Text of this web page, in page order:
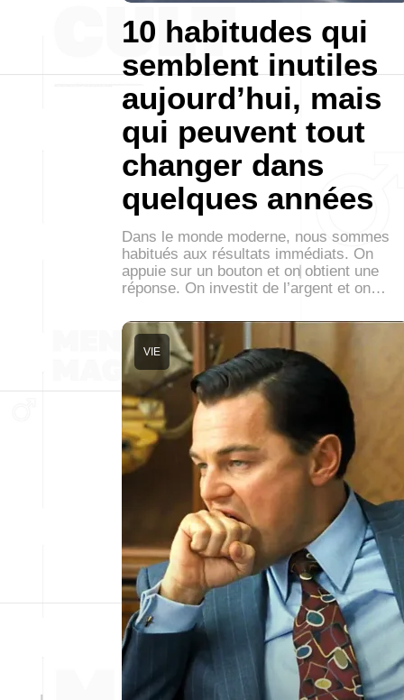
10 habitudes qui
semblent inutiles
aujourd’hui, mais
qui peuvent tout
changer dans
quelques années
Dans le monde moderne, nous sommes
habitués aux résultats immédiats. On
appuie sur un bouton et on obtient une
réponse. On investit de l’argent et on…
VIE